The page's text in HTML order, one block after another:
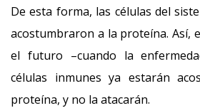
De esta forma, las células del
acostumbraron a la proteína. Así,
el futuro –cuando la
células inmunes ya estarán
proteína, y no la atacarán.